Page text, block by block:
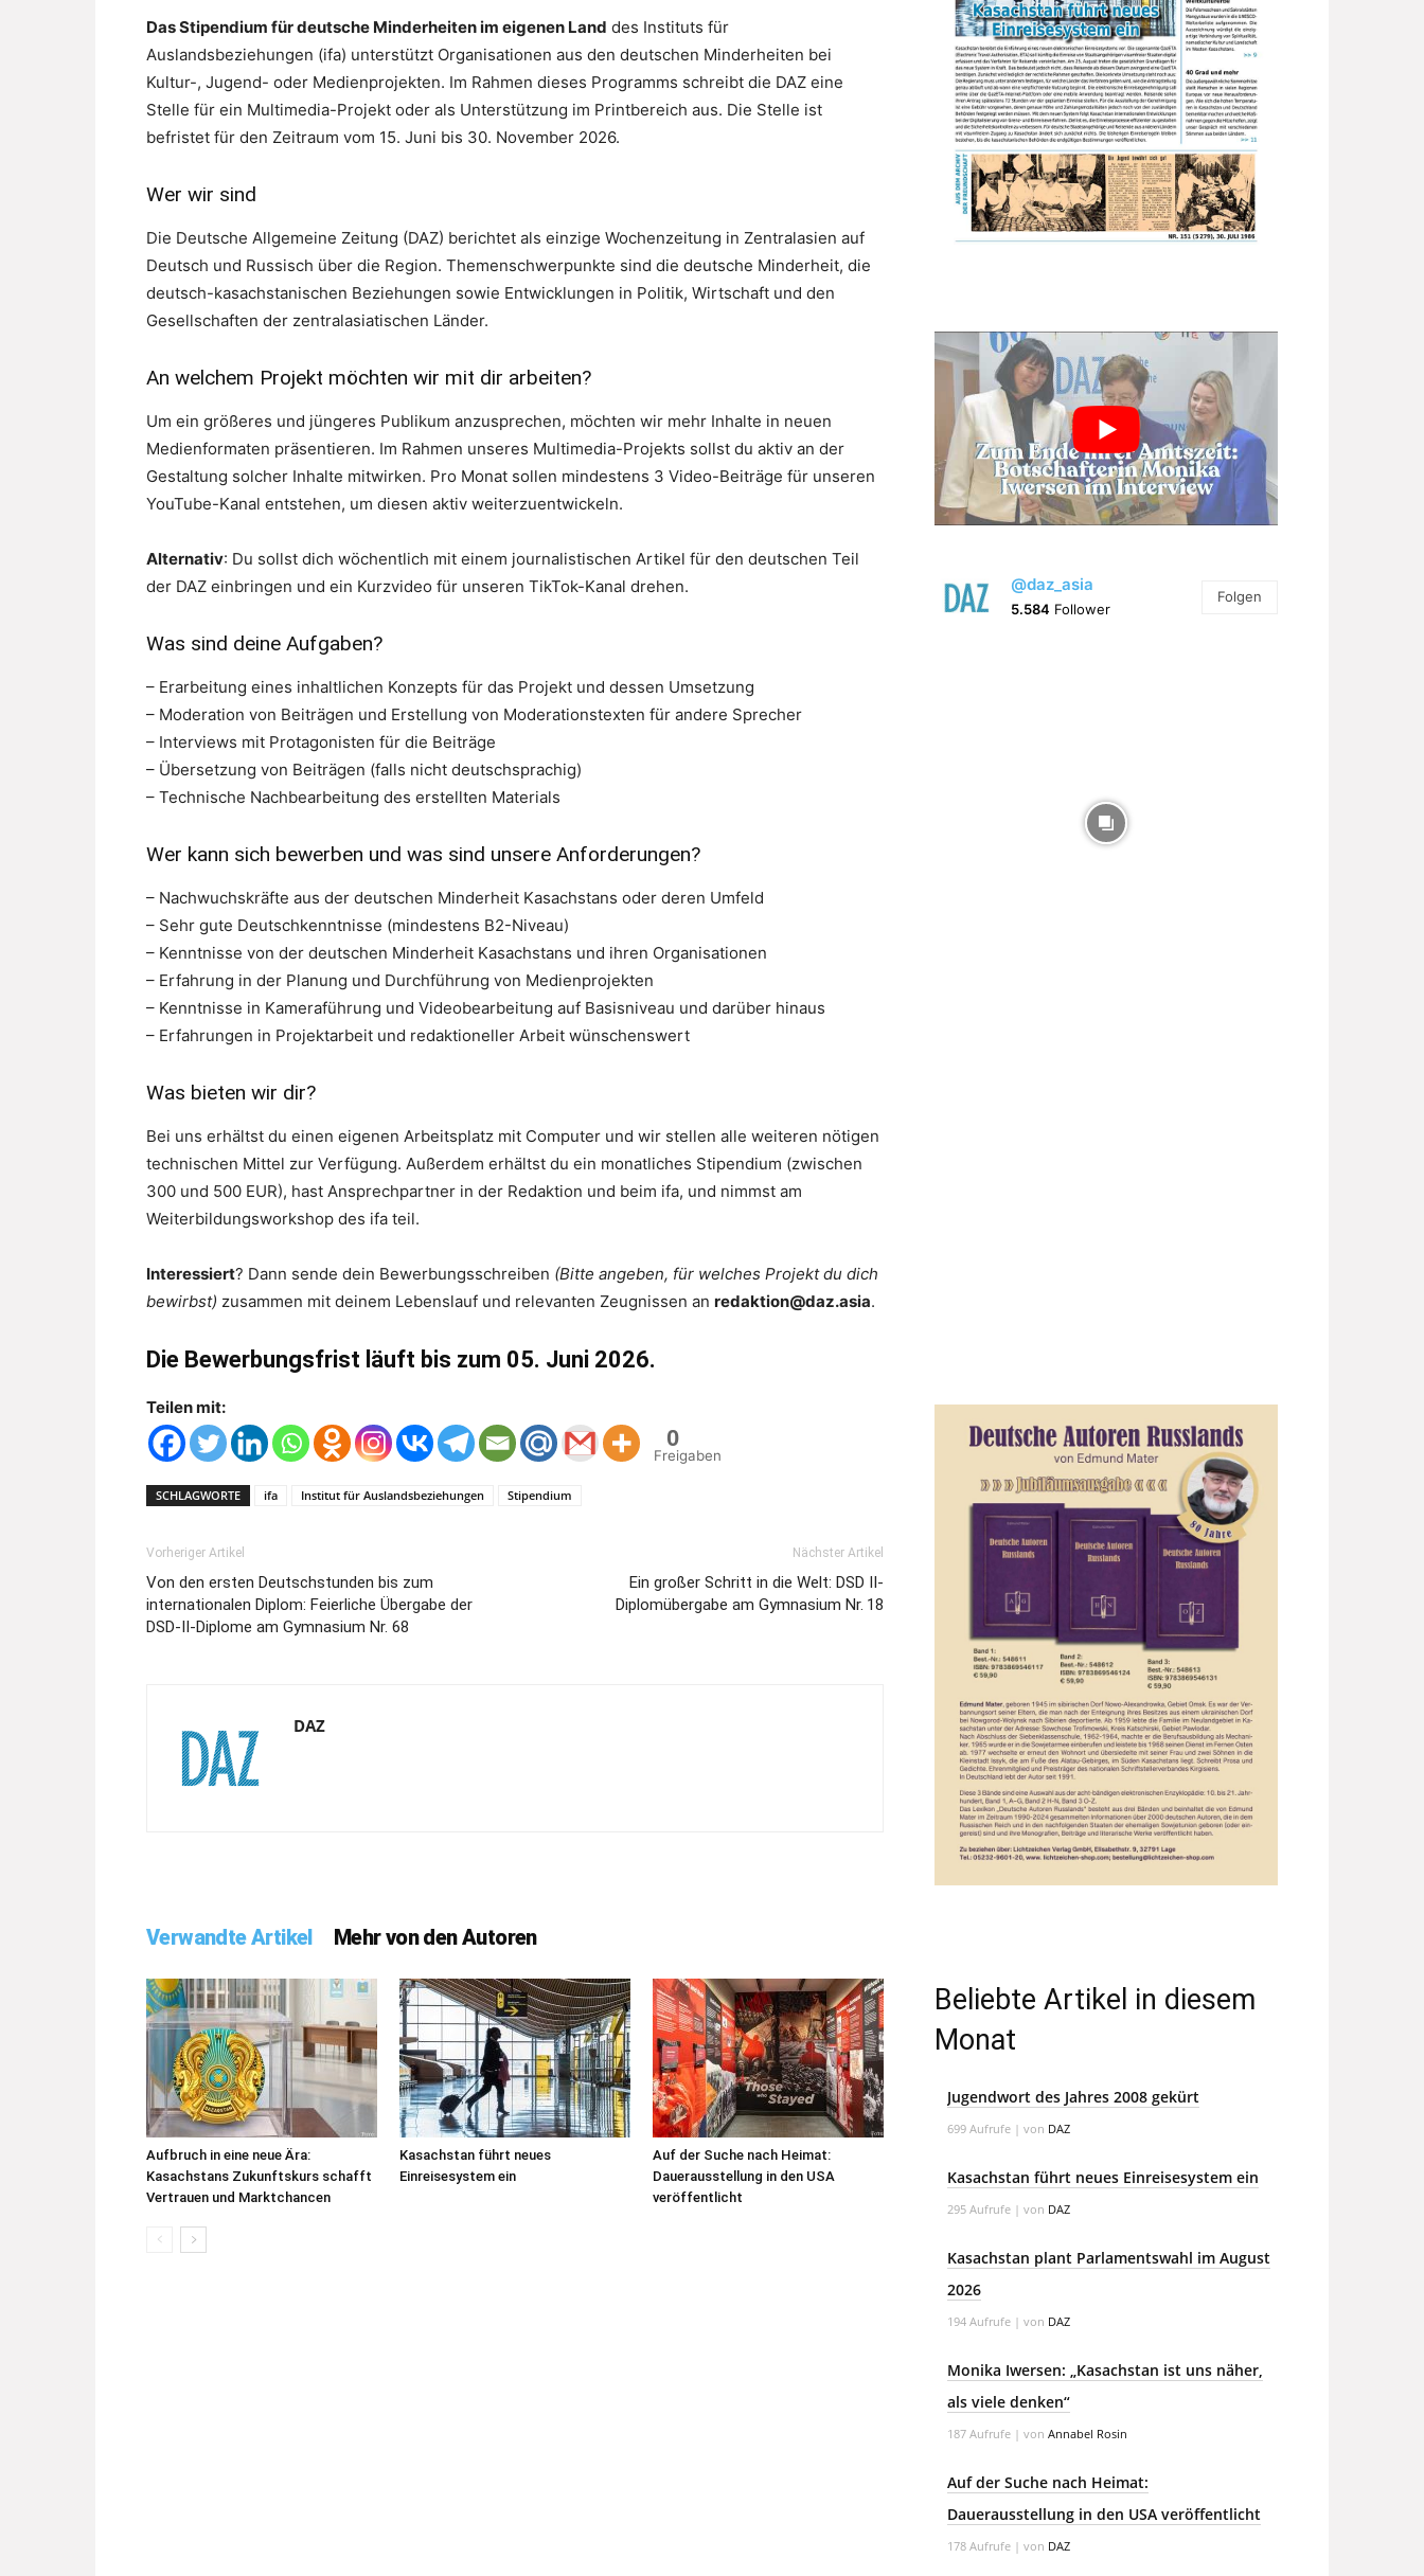
Das Stipendium für deutsche Minderheiten im eigenen Land des Instituts für
Auslandsbeziehungen (ifa) unterstützt Organisationen aus den deutschen Minderheiten bei
Kultur-, Jugend- oder Medienprojekten. Im Rahmen dieses Programms schreibt die DAZ eine
Stelle für ein Multimedia-Projekt oder als Unterstützung im Printbereich aus. Die Stelle ist
befristet für den Zeitraum vom 15. Juni bis 30. November 2026.
Wer wir sind
Die Deutsche Allgemeine Zeitung (DAZ) berichtet als einzige Wochenzeitung in Zentralasien auf
Deutsch und Russisch über die Region. Themenschwerpunkte sind die deutsche Minderheit, die
deutsch-kasachstanischen Beziehungen sowie Entwicklungen in Politik, Wirtschaft und den
Gesellschaften der zentralasiatischen Länder.
An welchem Projekt möchten wir mit dir arbeiten?
Um ein größeres und jüngeres Publikum anzusprechen, möchten wir mehr Inhalte in neuen
Medienformaten präsentieren. Im Rahmen unseres Multimedia-Projekts sollst du aktiv an der
Gestaltung solcher Inhalte mitwirken. Pro Monat sollen mindestens 3 Video-Beiträge für unseren
YouTube-Kanal entstehen, um diesen aktiv weiterzuentwickeln.
Alternativ: Du sollst dich wöchentlich mit einem journalistischen Artikel für den deutschen Teil
der DAZ einbringen und ein Kurzvideo für unseren TikTok-Kanal drehen.
Was sind deine Aufgaben?
– Erarbeitung eines inhaltlichen Konzepts für das Projekt und dessen Umsetzung
– Moderation von Beiträgen und Erstellung von Moderationstexten für andere Sprecher
– Interviews mit Protagonisten für die Beiträge
– Übersetzung von Beiträgen (falls nicht deutschsprachig)
– Technische Nachbearbeitung des erstellten Materials
Wer kann sich bewerben und was sind unsere Anforderungen?
– Nachwuchskräfte aus der deutschen Minderheit Kasachstans oder deren Umfeld
– Sehr gute Deutschkenntnisse (mindestens B2-Niveau)
– Kenntnisse von der deutschen Minderheit Kasachstans und ihren Organisationen
– Erfahrung in der Planung und Durchführung von Medienprojekten
– Kenntnisse in Kameraführung und Videobearbeitung auf Basisniveau und darüber hinaus
– Erfahrungen in Projektarbeit und redaktioneller Arbeit wünschenswert
Was bieten wir dir?
Bei uns erhältst du einen eigenen Arbeitsplatz mit Computer und wir stellen alle weiteren nötigen
technischen Mittel zur Verfügung. Außerdem erhältst du ein monatliches Stipendium (zwischen
300 und 500 EUR), hast Ansprechpartner in der Redaktion und beim ifa, und nimmst am
Weiterbildungsworkshop des ifa teil.
Interessiert? Dann sende dein Bewerbungsschreiben (Bitte angeben, für welches Projekt du dich
bewirbst) zusammen mit deinem Lebenslauf und relevanten Zeugnissen an redaktion@daz.asia.
Die Bewerbungsfrist läuft bis zum 05. Juni 2026.
Teilen mit:
0
Freigaben
SCHLAGWORTE ifa Institut für Auslandsbeziehungen Stipendium
Vorheriger Artikel
Von den ersten Deutschstunden bis zum
internationalen Diplom: Feierliche Übergabe der
DSD-II-Diplome am Gymnasium Nr. 68
Nächster Artikel
Ein großer Schritt in die Welt: DSD II-
Diplomübergabe am Gymnasium Nr. 18
DAZ
Verwandte Artikel Mehr von den Autoren
Aufbruch in eine neue Ära:
Kasachstans Zukunftskurs schafft
Vertrauen und Marktchancen
Kasachstan führt neues
Einreisesystem ein
Auf der Suche nach Heimat:
Dauerausstellung in den USA
veröffentlicht
@daz_asia
5.584 Follower
Folgen
Beliebte Artikel in diesem
Monat
Jugendwort des Jahres 2008 gekürt
699 Aufrufe | von DAZ
Kasachstan führt neues Einreisesystem ein
295 Aufrufe | von DAZ
Kasachstan plant Parlamentswahl im August
2026
194 Aufrufe | von DAZ
Monika Iwersen: „Kasachstan ist uns näher,
als viele denken“
187 Aufrufe | von Annabel Rosin
Auf der Suche nach Heimat:
Dauerausstellung in den USA veröffentlicht
178 Aufrufe | von DAZ